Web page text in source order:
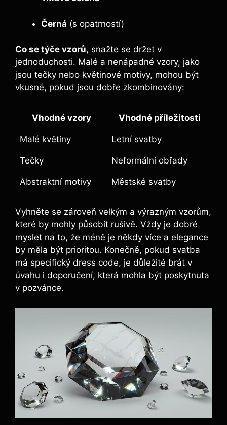
Černá (s opatrností)
Co se týče vzorů, snažte se držet v
jednoduchosti. Malé a nenápadné vzory, jako
jsou tečky nebo květinové motivy, mohou být
vkusné, pokud jsou dobře zkombinovány:
Vhodné vzory Vhodné příležitosti
Malé květiny Letní svatby
Tečky Neformální obřady
Abstraktní motivy Městské svatby
Vyhněte se zároveň velkým a výrazným vzorům,
které by mohly působit rušivě. Vždy je dobré
myslet na to, že méně je někdy více a elegance
by měla být prioritou. Konečně, pokud svatba
má specifický dress code, je důležité brát v
úvahu i doporučení, která mohla být poskytnuta
v pozvánce.